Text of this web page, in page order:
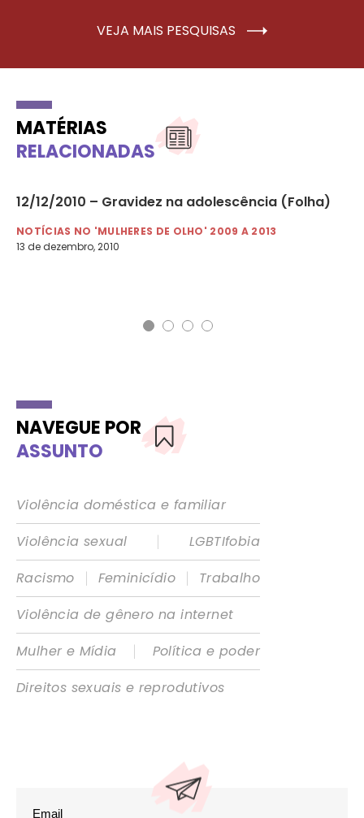
VEJA MAIS PESQUISAS
MATÉRIAS
RELACIONADAS
12/12/2010 – Gravidez na adolescência (Folha)
NOTÍCIAS NO 'MULHERES DE OLHO' 2009 A 2013
13 de dezembro, 2010
NAVEGUE POR
ASSUNTO
Violência doméstica e familiar
Violência sexual
|
LGBTIfobia
Racismo
| Feminicídio |
Trabalho
Violência de gênero na internet
Mulher e Mídia
|
Política e poder
Direitos sexuais e reprodutivos